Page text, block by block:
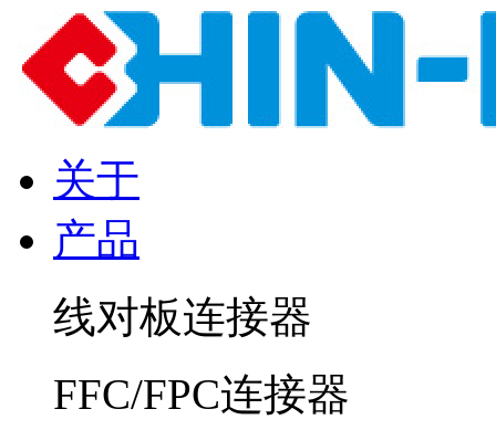
关于
产品
线对板连接器
FFC/FPC连接器